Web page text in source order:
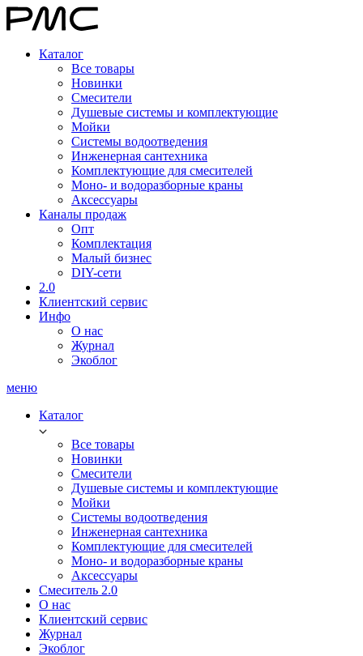
Каталог
Все товары
Новинки
Смесители
Душевые системы и комплектующие
Мойки
Системы водоотведения
Инженерная сантехника
Комплектующие для смесителей
Моно- и водоразборные краны
Аксессуары
Каналы продаж
Опт
Комплектация
Малый бизнес
DIY-сети
2.0
Клиентский сервис
Инфо
О нас
Журнал
Экоблог
меню
Каталог
Все товары
Новинки
Смесители
Душевые системы и комплектующие
Мойки
Системы водоотведения
Инженерная сантехника
Комплектующие для смесителей
Моно- и водоразборные краны
Аксессуары
Смеситель 2.0
О нас
Клиентский сервис
Журнал
Экоблог